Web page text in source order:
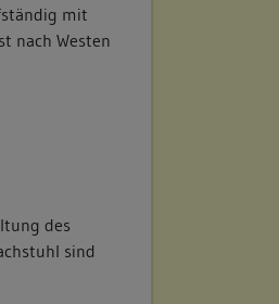
mit
nach Westen
des
sind